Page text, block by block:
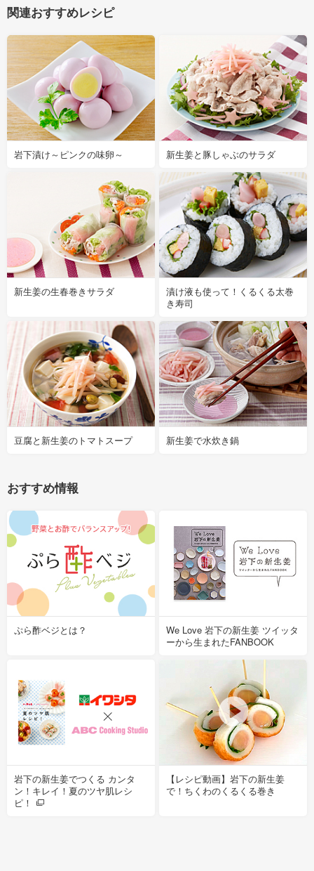
関連おすすめレシピ
岩下漬け～ピンクの味卵～ 新生姜と豚しゃぶのサラダ
新生姜の生春巻きサラダ
漬け液も使って！くるくる太巻
き寿司
豆腐と新生姜のトマトスープ 新生姜で水炊き鍋
おすすめ情報
ぷら酢ベジとは？
We Love 岩下の新生姜 ツイッタ
ーから生まれたFANBOOK
岩下の新生姜でつくる カンタ
ン！キレイ！夏のツヤ肌レシ
ピ！
【レシピ動画】岩下の新生姜
で！ちくわのくるくる巻き